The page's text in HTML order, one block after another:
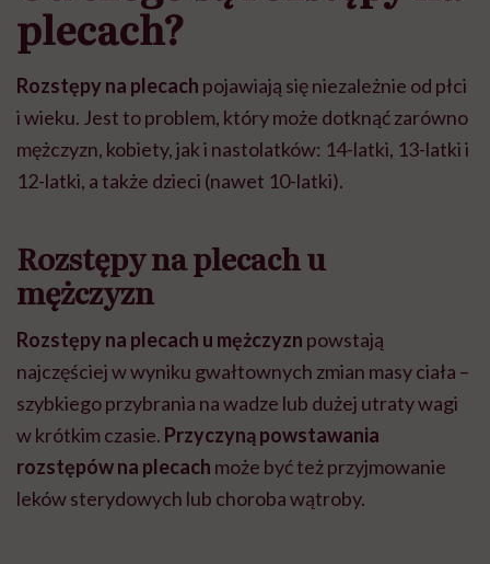
plecach?
Rozstępy na plecach pojawiają się niezależnie od płci
i wieku. Jest to problem, który może dotknąć zarówno
mężczyzn, kobiety, jak i nastolatków: 14-latki, 13-latki i
12-latki, a także dzieci (nawet 10-latki).
Rozstępy na plecach u
mężczyzn
Rozstępy na plecach u mężczyzn powstają
najczęściej w wyniku gwałtownych zmian masy ciała –
szybkiego przybrania na wadze lub dużej utraty wagi
w krótkim czasie. Przyczyną powstawania
rozstępów na plecach może być też przyjmowanie
leków sterydowych lub choroba wątroby.